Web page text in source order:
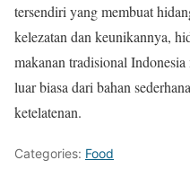
tersendiri yang membuat
kelezatan dan keunikannya,
makanan tradisional
luar biasa dari bahan
ketelatenan.
Categories: Food